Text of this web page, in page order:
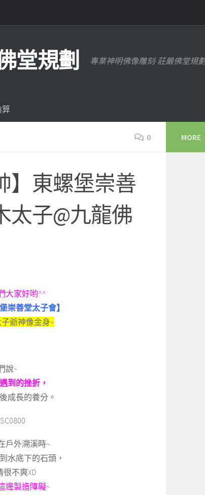
堂規劃 專業神明佛像雕刻-莊嚴佛堂規
算
0
】東螺堡崇善
太子@九龍佛
大家好哟^^
崇善堂太子會】
爺神像金身~
說~
到的挫折，
成長的養分。
戶外溯溪時~
水底下的石頭，
不爽XD
邊製造障礙~
MORE